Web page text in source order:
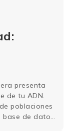
presenta
de tu ADN.
poblaciones
base de datos